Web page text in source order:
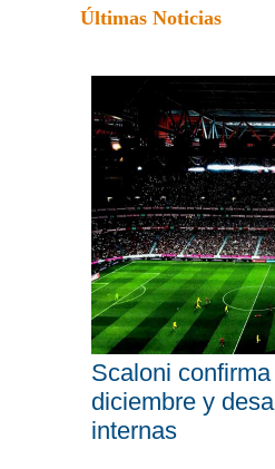
Últimas Noticias
Scaloni
diciembre y
internas